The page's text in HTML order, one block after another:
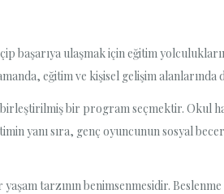
ulaşmak için eğitim
eğitim ve kişisel gelişim
bir program seçmektir. Okul
yanı sıra, genç oyuncunun sosyal
tarzının benimsenmesidir.